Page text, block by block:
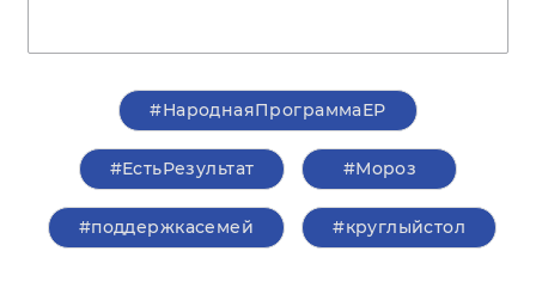
#НароднаяПрограммаЕР
#ЕстьРезультат #Мороз
#поддержкасемей #круглыйстол